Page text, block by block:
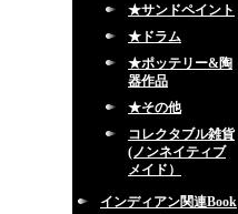
★サンドペイント
★ドラム
★ポッテリー&陶
器作品
★その他
コレクタブル雑貨
(ノンネイティブ
メイド）
インディアン関連Book